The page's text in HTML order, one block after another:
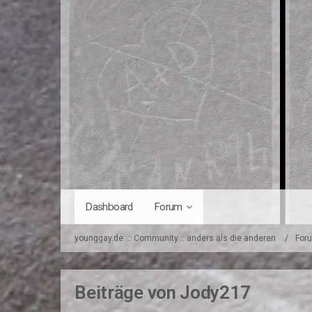
Dashboard Forum
younggay.de ::: Community :: anders als die anderen
Beiträge von Jody217